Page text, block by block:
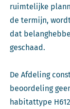
ruimtelijke
de termijn,
dat
geschaad.
De Afdeling
beoordeling
habitattype